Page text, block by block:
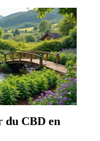
du CBD en